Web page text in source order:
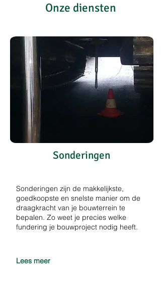
Onze diensten
Sonderingen
Sonderingen zijn de makkelijkste,
goedkoopste en snelste manier om de
draagkracht van je bouwterrein te
bepalen. Zo weet je precies welke
fundering je bouwproject nodig heeft.
Lees meer